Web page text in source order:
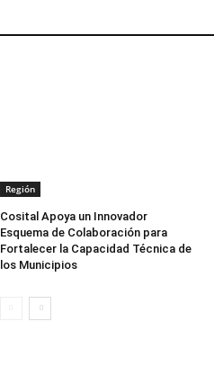
Región
Cosital Apoya un Innovador
Esquema de Colaboración para
Fortalecer la Capacidad Técnica de
los Municipios